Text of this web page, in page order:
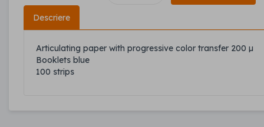
Descriere
Articulating paper with progressive color transfer 200 µ
Booklets blue
100 strips